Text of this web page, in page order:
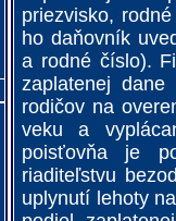
priezvisko,
ho daňovník
a rodné číslo).
zaplatenej
rodičov na
veku a
poisťovňa je
riaditeľstvu
uplynutí lehoty